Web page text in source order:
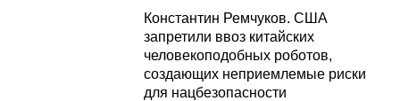
Константин Ремчуков. США
запретили ввоз китайских
человекоподобных роботов,
создающих неприемлемые риски
для нацбезопасности